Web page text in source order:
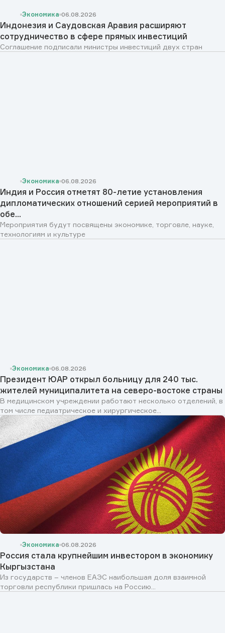
Экономика 06.08.2026
Индонезия и Саудовская Аравия расширяют
сотрудничество в сфере прямых инвестиций
Соглашение подписали министры инвестиций двух стран
Экономика 06.08.2026
Индия и Россия отметят 80-летие установления
дипломатических отношений серией мероприятий в
обе...
Мероприятия будут посвящены экономике, торговле, науке,
технологиям и культуре
Экономика 06.08.2026
Президент ЮАР открыл больницу для 240 тыс.
жителей муниципалитета на северо-востоке страны
В медицинском учреждении работают несколько отделений, в
том числе педиатрическое и хирургическое...
Экономика 06.08.2026
Россия стала крупнейшим инвестором в экономику
Кыргызстана
Из государств – членов ЕАЭС наибольшая доля взаимной
торговли республики пришлась на Россию...